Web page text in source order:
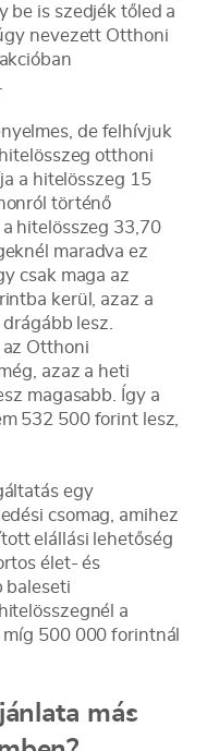
be is szedjék tőled a
nevezett Otthoni
de felhívjuk
otthoni
a hitelösszeg 15
történő
hitelösszeg 33,70
maradva ez
csak maga az
kerül, azaz a
lesz.
Otthoni
azaz a heti
magasabb. Így a
532 500 forint lesz,
egy
csomag, amihez
elállási lehetőség
élet- és
baleseti
a
500 000 forintnál
más